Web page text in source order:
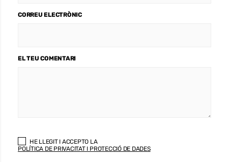
CORREU ELECTRÒNIC
EL TEU COMENTARI
HE LLEGIT I ACCEPTO LA
POLÍTICA DE PRIVACITAT I PROTECCIÓ DE DADES